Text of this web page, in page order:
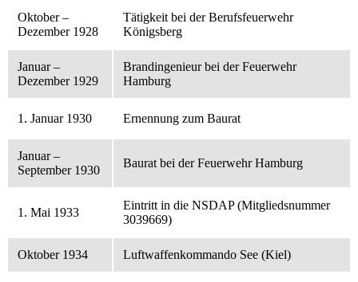
Oktober –
Dezember 1928
Tätigkeit bei der Berufsfeuerwehr
Königsberg
Januar –
Dezember 1929
Brandingenieur bei der Feuerwehr
Hamburg
1. Januar 1930 Ernennung zum Baurat
Januar –
September 1930
Baurat bei der Feuerwehr Hamburg
1. Mai 1933
Eintritt in die NSDAP (Mitgliedsnummer
3039669)
Oktober 1934 Luftwaffenkommando See (Kiel)